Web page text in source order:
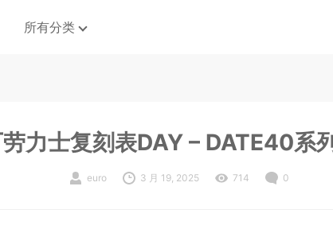
所有分类
力士复刻表DAY – DATE40系
euro 3 月 19, 2025 714 0